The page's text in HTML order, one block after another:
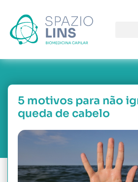
5 motivos para não
queda de cabelo